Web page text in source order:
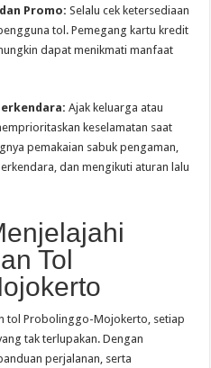
Promo: Selalu cek ketersediaan
tol. Pemegang kartu kredit
dapat menikmati manfaat
Ajak keluarga atau
keselamatan saat
pemakaian sabuk pengaman,
dan mengikuti aturan lalu
Tol
tol Probolinggo-Mojokerto, setiap
tak terlupakan. Dengan
perjalanan, serta